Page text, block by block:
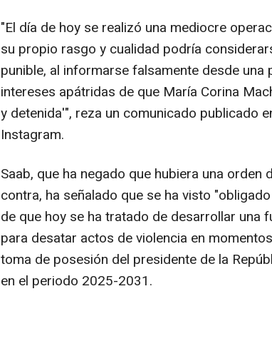
"El día de hoy se realizó una mediocre
su propio rasgo y cualidad podría
punible, al informarse falsamente desde
intereses apátridas de que María Corina
y detenida'", reza un comunicado publicado
Instagram.
Saab, que ha negado que hubiera una orden
contra, ha señalado que se ha visto
de que hoy se ha tratado de desarrollar una
para desatar actos de violencia en
toma de posesión del presidente de la
en el periodo 2025-2031.